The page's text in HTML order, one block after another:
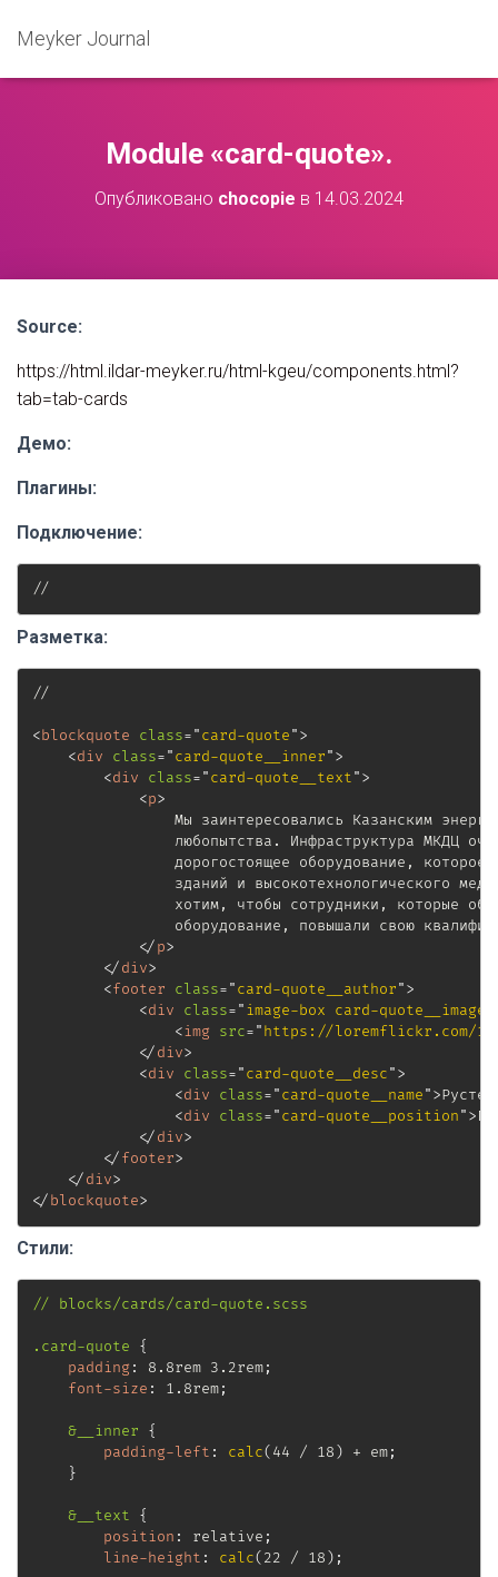
Meyker Journal
Module «card-quote».
Опубликовано chocopie в 14.03.2024
Source:
https://html.ildar-meyker.ru/html-kgeu/components.html?
tab=tab-cards
Демо:
Плагины:
Подключение:
//
Разметка:
//
<blockquote class="card-quote">
<div class="card-quote__inner">
<div class="card-quote__text">
<p>
Мы заинтересовались Казанским
любопытства. Инфраструктура МКДЦ
дорогостоящее оборудование, которое
зданий и высокотехнологического
хотим, чтобы сотрудники, которые
оборудование, повышали свою
</p>
</div>
<footer class="card-quote__author">
<div class="image-box card-quote__image
<img src="https://loremflickr.com/
</div>
<div class="card-quote__desc">
<div class="card-quote__name">
<div class="card-quote__position">
</div>
</footer>
</div>
</blockquote>
Стили:
// blocks/cards/card-quote.scss
.card-quote
{
padding: 8.8rem 3.2rem;
font-size : 1.8rem;
&__inner
{
padding-left : calc( 44 / 18 ) + em;
}
&__text
{
position : relative ;
line-height : calc( 22 / 18 ) ;